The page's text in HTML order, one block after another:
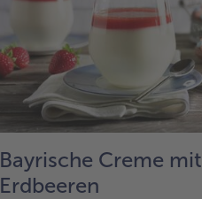
Bayrische Creme mit
Erdbeeren